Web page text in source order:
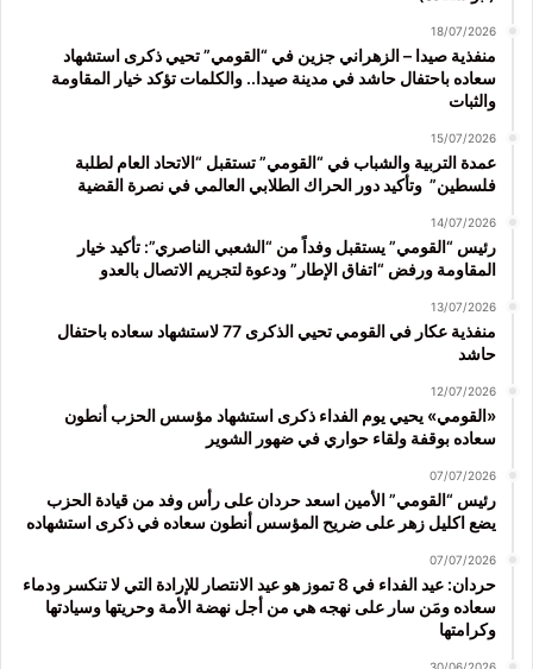
18/07/2026
منفذية صيدا – الزهراني جزين في “القومي” تحيي ذكرى استشهاد
سعاده باحتفال حاشد في مدينة صيدا.. والكلمات تؤكد خيار المقاومة
والثبات
15/07/2026
عمدة التربية والشباب في “القومي” تستقبل “الاتحاد العام لطلبة
فلسطين” وتأكيد دور الحراك الطلابي العالمي في نصرة القضية
14/07/2026
رئيس “القومي” يستقبل وفداً من “الشعبي الناصري”: تأكيد خيار
المقاومة ورفض “اتفاق الإطار” ودعوة لتجريم الاتصال بالعدو
13/07/2026
منفذية عكار في القومي تحيي الذكرى 77 لاستشهاد سعاده باحتفال
حاشد
12/07/2026
«القومي» يحيي يوم الفداء ذكرى استشهاد مؤسس الحزب أنطون
سعاده بوقفة ولقاء حواري في ضهور الشوير
07/07/2026
رئيس “القومي” الأمين اسعد حردان على رأس وفد من قيادة الحزب
يضع اكليل زهر على ضريح المؤسس أنطون سعاده في ذكرى استشهاده
07/07/2026
حردان: عيد الفداء في 8 تموز هو عيد الانتصار للإرادة التي لا تنكسر ودماء
سعاده ومَن سار على نهجه هي من أجل نهضة الأمة وحريتها وسيادتها
وكرامتها
30/06/2026